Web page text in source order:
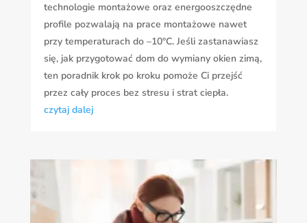
technologie montażowe oraz energooszczędne
profile pozwalają na prace montażowe nawet
przy temperaturach do –10°C. Jeśli zastanawiasz
się, jak przygotować dom do wymiany okien zimą,
ten poradnik krok po kroku pomoże Ci przejść
przez cały proces bez stresu i strat ciepła.
czytaj dalej